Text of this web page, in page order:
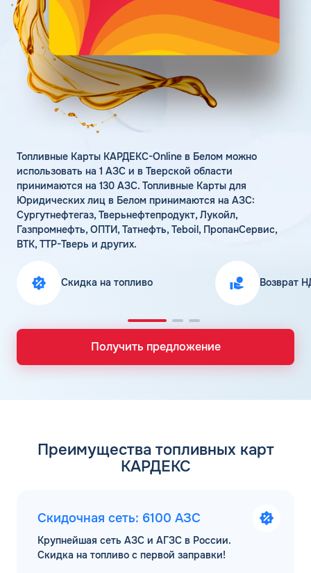
Статьи
Цена бензина и ДТ
Личный кабинет
Карта АЗС
Получить консультацию
Топливные Карты КАРДЕКС-Online в Белом можно
использовать на 1 АЗС и в Тверской области
принимаются на 130 АЗС. Топливные Карты для
Юридических лиц в Белом принимаются на АЗС:
Сургутнефтегаз, Тверьнефтепродукт, Лукойл,
Газпромнефть, ОПТИ, Татнефть, Teboil, ПропанСервис,
ВТК, ТТР-Тверь и других.
Скидка на топливо Возврат
Получить предложение
Преимущества топливных карт
КАРДЕКС
Скидочная сеть: 6100 АЗС
Крупнейшая сеть АЗС и АГЗС в России.
Скидка на топливо с первой заправки!